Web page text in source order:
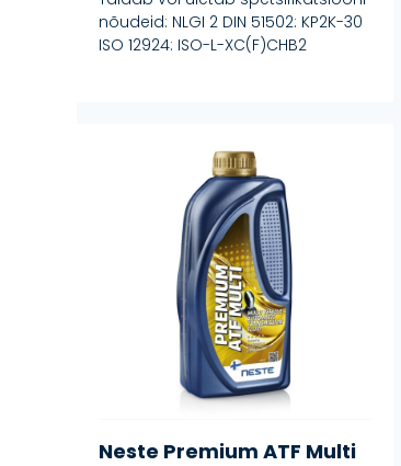
nõudeid: NLGI 2 DIN 51502: KP2K-30
ISO 12924: ISO-L-XC(F)CHB2
Neste Premium ATF Multi